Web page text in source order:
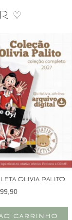
♡
OLIVIA PALITO
99,90
CARRINHO